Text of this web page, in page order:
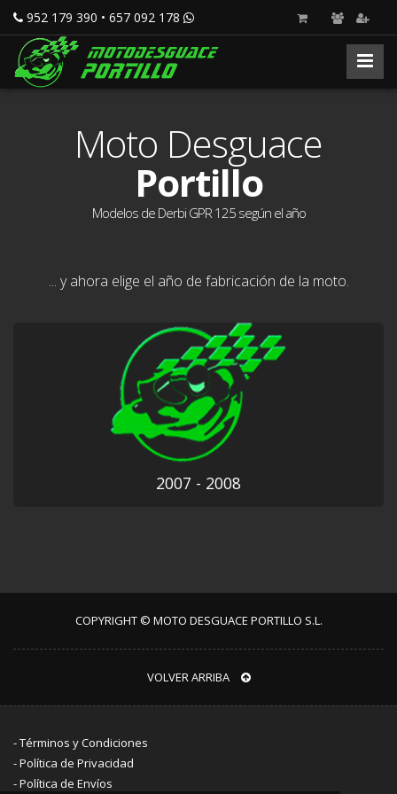
952 179 390 • 657 092 178
Moto Desguace
Portillo
Modelos de Derbi GPR 125 según el año
... y ahora elige el año de fabricación de la moto.
2007 - 2008
COPYRIGHT © MOTO DESGUACE PORTILLO S.L.
VOLVER ARRIBA
-Términos y Condiciones
-Política de Privacidad
-Política de Envíos